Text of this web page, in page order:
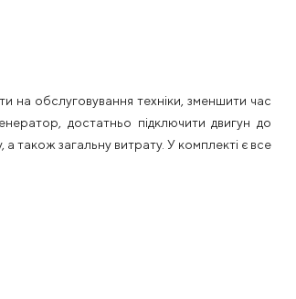
на обслуговування техніки, зменшити час
достатньо підключити двигун до
також загальну витрату. У комплекті є все